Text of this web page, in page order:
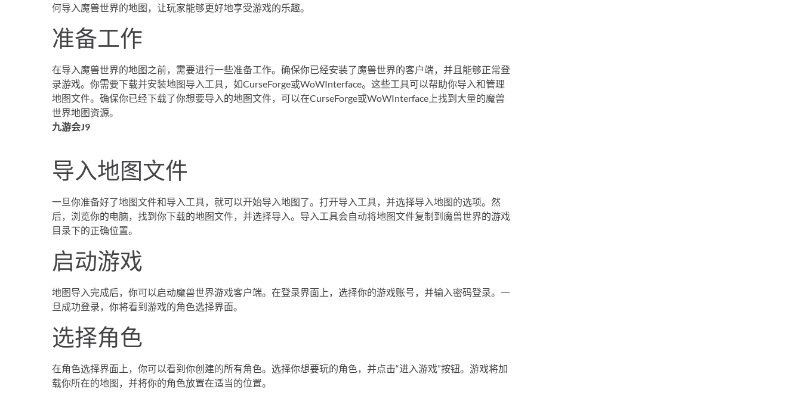
何导入魔兽世界的地图，让玩家能够更好地享受游戏的乐趣。
准备工作
在导入魔兽世界的地图之前，需要进行一些准备工作。确保你已经安装了魔兽世界的客户端，并且能够正常登
录游戏。你需要下载并安装地图导入工具，如CurseForge或WoWInterface。这些工具可以帮助你导入和管理
地图文件。确保你已经下载了你想要导入的地图文件，可以在CurseForge或WoWInterface上找到大量的魔兽
世界地图资源。
九游会J9
导入地图文件
一旦你准备好了地图文件和导入工具，就可以开始导入地图了。打开导入工具，并选择导入地图的选项。然
后，浏览你的电脑，找到你下载的地图文件，并选择导入。导入工具会自动将地图文件复制到魔兽世界的游戏
目录下的正确位置。
启动游戏
地图导入完成后，你可以启动魔兽世界游戏客户端。在登录界面上，选择你的游戏账号，并输入密码登录。一
旦成功登录，你将看到游戏的角色选择界面。
选择角色
在角色选择界面上，你可以看到你创建的所有角色。选择你想要玩的角色，并点击“进入游戏”按钮。游戏将加
载你所在的地图，并将你的角色放置在适当的位置。